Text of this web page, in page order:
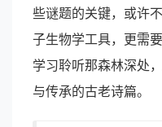
些谜题的关键，或许
子生物学工具，更需
学习聆听那森林深处
与传承的古老诗篇。